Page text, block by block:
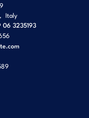
, Italy
3235193